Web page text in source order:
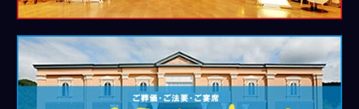
ル
は
ー
と
ラ